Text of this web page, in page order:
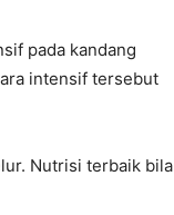
pada kandang
intensif tersebut
Nutrisi terbaik bila